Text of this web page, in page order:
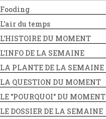
Fooding
L'air du temps
L'HISTOIRE DU MOMENT
L'INFO DE LA SEMAINE
LA PLANTE DE LA SEMAINE
LA QUESTION DU MOMENT
LE "POURQUOI" DU MOMENT
LE DOSSIER DE LA SEMAINE